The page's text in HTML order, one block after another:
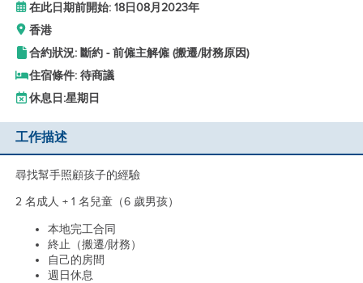
在此日期前開始: 18日08月2023年
香港
合約狀況: 斷約 - 前僱主解僱 (搬遷/財務原因)
住宿條件: 待商議
休息日:星期日
工作描述
尋找幫手照顧孩子的經驗
2 名成人 + 1 名兒童（6 歲男孩）
本地完工合同
終止（搬遷/財務）
自己的房間
週日休息